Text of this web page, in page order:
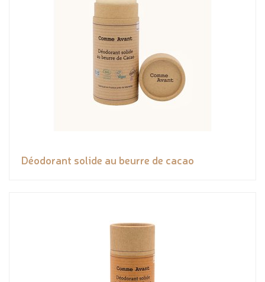
Déodorant solide au beurre de cacao